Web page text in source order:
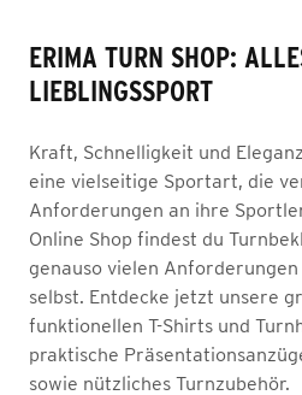
ERIMA TURN SHOP:
LIEBLINGSSPORT
Kraft, Schnelligkeit und
eine vielseitige Sportart, die
Anforderungen an ihre
Online Shop findest du
genauso vielen
selbst. Entdecke jetzt unsere
funktionellen T-Shirts und
praktische
sowie nützliches Turnzubehör.